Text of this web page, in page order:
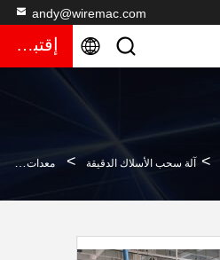
andy@wiremac.com
إقتباس
> آلة سحب الأسلاك الدقيقة > معدات سحب الأسلاك الدقيقة ذات الاتجاه الصحيح بطاقة منخفضة